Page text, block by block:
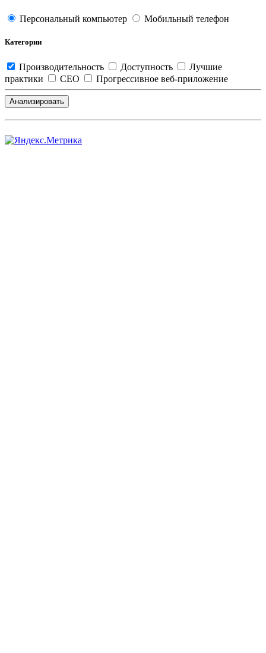
Персональный компьютер Мобильный телефон
Категории
Производительность Доступность
Лучшие
практики
СЕО Прогрессивное веб-приложение
Анализировать